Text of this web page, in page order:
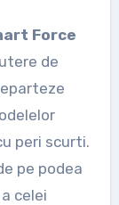
Force
de
peri scurti.
pe podea
celei